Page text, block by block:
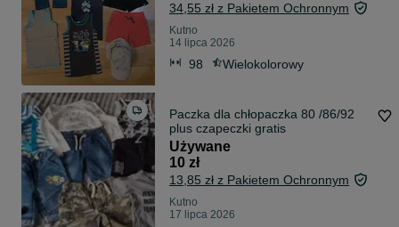
34,55 zł z Pakietem Ochronnym
Kutno
14 lipca 2026
98 Wielokolorowy
Paczka dla chłopaczka 80 /86/92
plus czapeczki gratis
Używane
10 zł
13,85 zł z Pakietem Ochronnym
Kutno
17 lipca 2026